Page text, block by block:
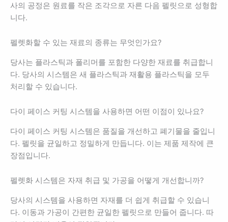
사의 공정은 원료를 작은 조각으로 자른 다음 펠릿으로 성형합
니다.
펠렛화할 수 있는 재료의 종류는 무엇인가요?
당사는 플라스틱과 폴리머를 포함한 다양한 재료를 취급합니
다. 당사의 시스템은 새 플라스틱과 재활용 플라스틱을 모두
처리할 수 있습니다.
다이 페이스 커팅 시스템을 사용하면 어떤 이점이 있나요?
다이 페이스 커팅 시스템은 품질을 개선하고 폐기물을 줄입니
다. 펠릿을 균일하고 정밀하게 만듭니다. 이는 제품 제작에 큰
장점입니다.
펠렛화 시스템은 자재 취급 및 가공을 어떻게 개선합니까?
당사의 시스템을 사용하면 자재를 더 쉽게 취급할 수 있습니
다. 이동과 가공이 간편한 균일한 펠릿으로 만들어 줍니다. 따